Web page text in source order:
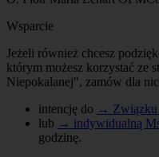
Wsparcie
Jeżeli również chcesz
którym możesz korzystać ze
Niepokalanej", zamów dla
intencję do → Związku
lub → indywidualną
godzinę.